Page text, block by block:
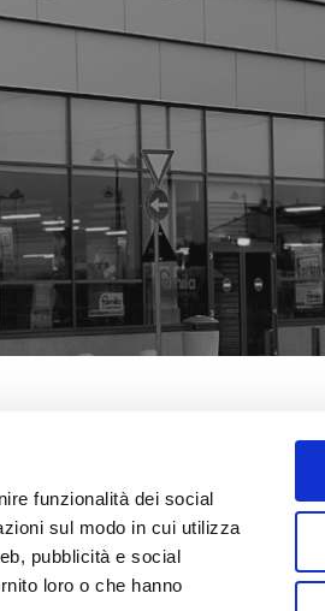
funzionalità dei social
sul modo in cui utilizza
pubblicità e social
loro o che hanno
SUPERSTORE
| REALIZZATO
bene dove si vive non
anche il contesto che